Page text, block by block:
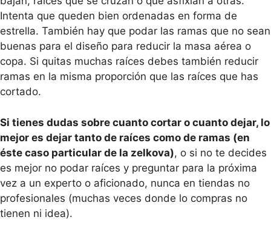
Intenta que queden bien ordenadas en forma de
estrella. También hay que podar las ramas que no sean
buenas para el diseño para reducir la masa aérea o
copa. Si quitas muchas raíces debes también reducir
ramas en la misma proporción que las raíces que has
cortado.
Si tienes dudas sobre cuanto cortar o cuanto dejar, lo
mejor es dejar tanto de raíces como de ramas (en
éste caso particular de la zelkova), o si no te decides
es mejor no podar raíces y preguntar para la próxima
vez a un experto o aficionado, nunca en tiendas no
profesionales (muchas veces donde lo compras no
tienen ni idea).